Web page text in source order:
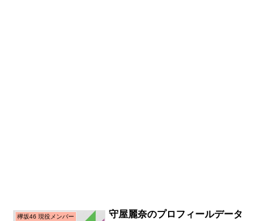
欅坂46 現役メンバー 守屋麗奈のプロフィールデータ